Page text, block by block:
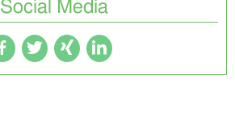
Social Media